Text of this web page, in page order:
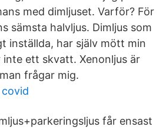
med dimljuset. Varför? För
sämsta halvljus. Dimljus som
inställda, har själv mött min
inte ett skvatt. Xenonljus är
frågar mig.
får ensast